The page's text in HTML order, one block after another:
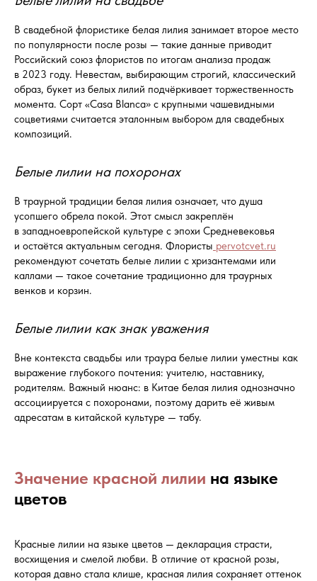
В свадебной флористике белая лилия занимает второе место
по популярности после розы — такие данные приводит
Российский союз флористов по итогам анализа продаж
в 2023 году. Невестам, выбирающим строгий, классический
образ, букет из белых лилий подчёркивает торжественность
момента. Сорт «Casa Blanca» с крупными чашевидными
соцветиями считается эталонным выбором для свадебных
композиций.
Белые лилии на похоронах
В траурной традиции белая лилия означает, что душа
усопшего обрела покой. Этот смысл закреплён
в западноевропейской культуре с эпохи Средневековья
и остаётся актуальным сегодня. Флористы pervotcvet.ru
рекомендуют сочетать белые лилии с хризантемами или
каллами — такое сочетание традиционно для траурных
венков и корзин.
Белые лилии как знак уважения
Вне контекста свадьбы или траура белые лилии уместны как
выражение глубокого почтения: учителю, наставнику,
родителям. Важный нюанс: в Китае белая лилия однозначно
ассоциируется с похоронами, поэтому дарить её живым
адресатам в китайской культуре — табу.
Значение красной лилии на языке
цветов
Красные лилии на языке цветов — декларация страсти,
восхищения и смелой любви. В отличие от красной розы,
которая давно стала клише, красная лилия сохраняет оттенок